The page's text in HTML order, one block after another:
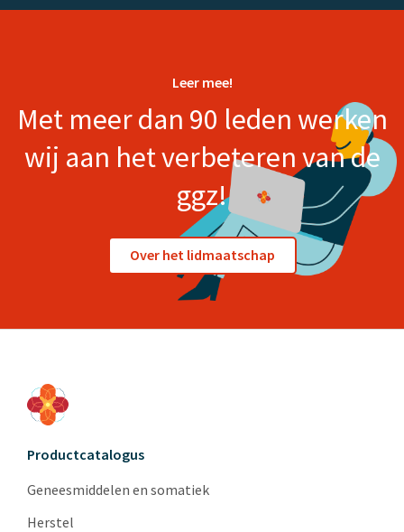
Leer mee!
Met meer dan 90 leden werken
wij aan het verbeteren van de
ggz!
Over het lidmaatschap
Productcatalogus
Geneesmiddelen en somatiek
Herstel